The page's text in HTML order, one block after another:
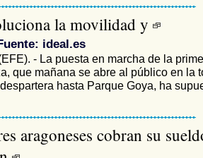
la movilidad y
ideal.es
- La puesta en marcha de la
que mañana se abre al público en la
hasta Parque Goya, ha
aragoneses cobran su